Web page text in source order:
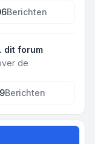
Berichten
dit forum
de
Berichten